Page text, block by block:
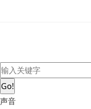
Go!
声音